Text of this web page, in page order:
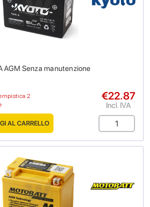
AGM Senza manutenzione
2
€22.87
Incl. IVA
AL CARRELLO